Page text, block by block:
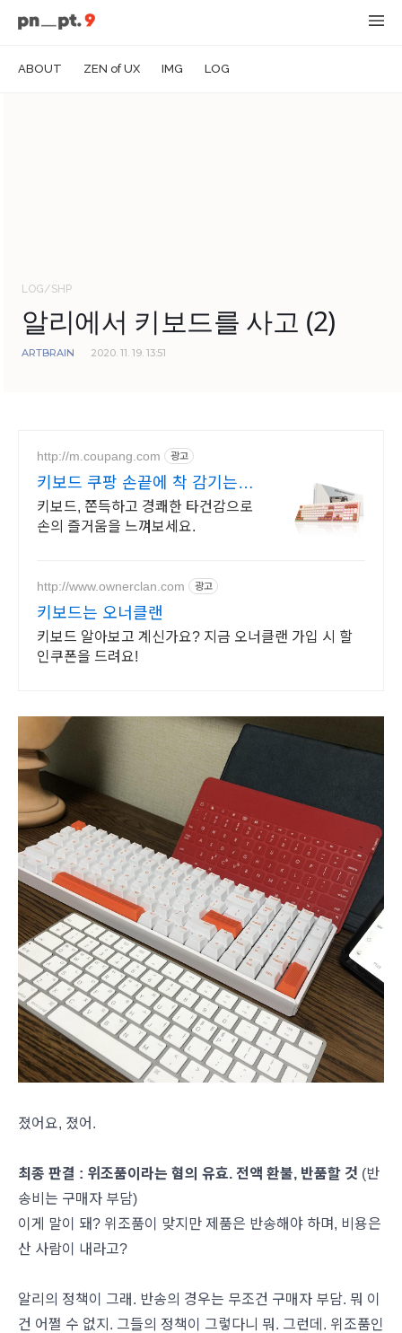
ABOUT ZEN of UX IMG LOG
LOG/SHP
알리에서 키보드를 사고 (2)
ARTBRAIN 2020. 11. 19. 13:51
http://m.coupang.com 광고
키보드 쿠팡 손끝에 착 감기는 키
감
키보드, 쫀득하고 경쾌한 타건감으로
손의 즐거움을 느껴보세요.
http://www.ownerclan.com 광고
키보드는 오너클랜
키보드 알아보고 계신가요? 지금 오너클랜 가입 시 할
인쿠폰을 드려요!
졌어요, 졌어.
최종 판결 : 위조품이라는 혐의 유효. 전액 환불, 반품할 것 (반
송비는 구매자 부담)
이게 말이 돼? 위조품이 맞지만 제품은 반송해야 하며, 비용은
산 사람이 내라고?
알리의 정책이 그래. 반송의 경우는 무조건 구매자 부담. 뭐 이
건 어쩔 수 없지. 그들의 정책이 그렇다니 뭐. 그런데. 위조품인